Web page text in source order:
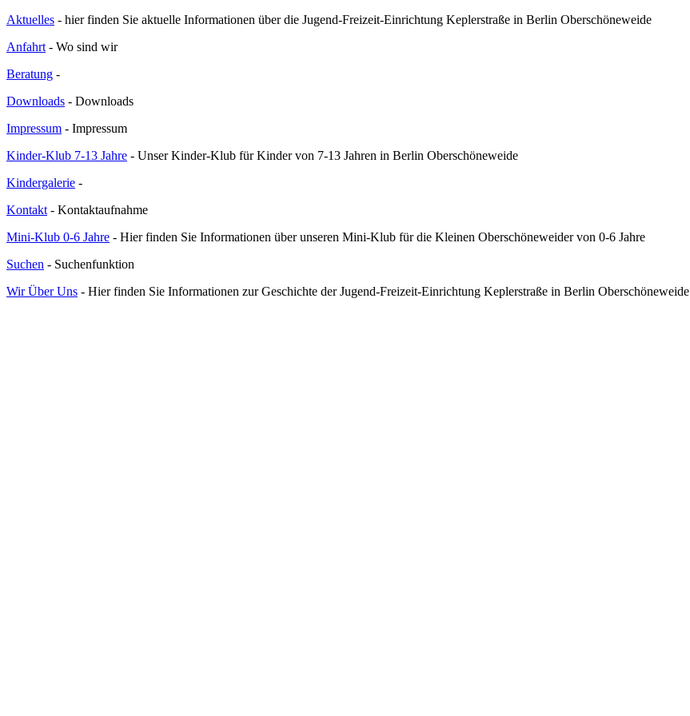
Aktuelles - hier finden Sie aktuelle Informationen über die Jugend-Freizeit-Einrichtung Keplerstraße in Berlin Oberschöneweide
Anfahrt - Wo sind wir
Beratung -
Downloads - Downloads
Impressum - Impressum
Kinder-Klub 7-13 Jahre - Unser Kinder-Klub für Kinder von 7-13 Jahren in Berlin Oberschöneweide
Kindergalerie -
Kontakt - Kontaktaufnahme
Mini-Klub 0-6 Jahre - Hier finden Sie Informationen über unseren Mini-Klub für die Kleinen Oberschöneweider von 0-6 Jahre
Suchen - Suchenfunktion
Wir Über Uns - Hier finden Sie Informationen zur Geschichte der Jugend-Freizeit-Einrichtung Keplerstraße in Berlin Oberschöneweide